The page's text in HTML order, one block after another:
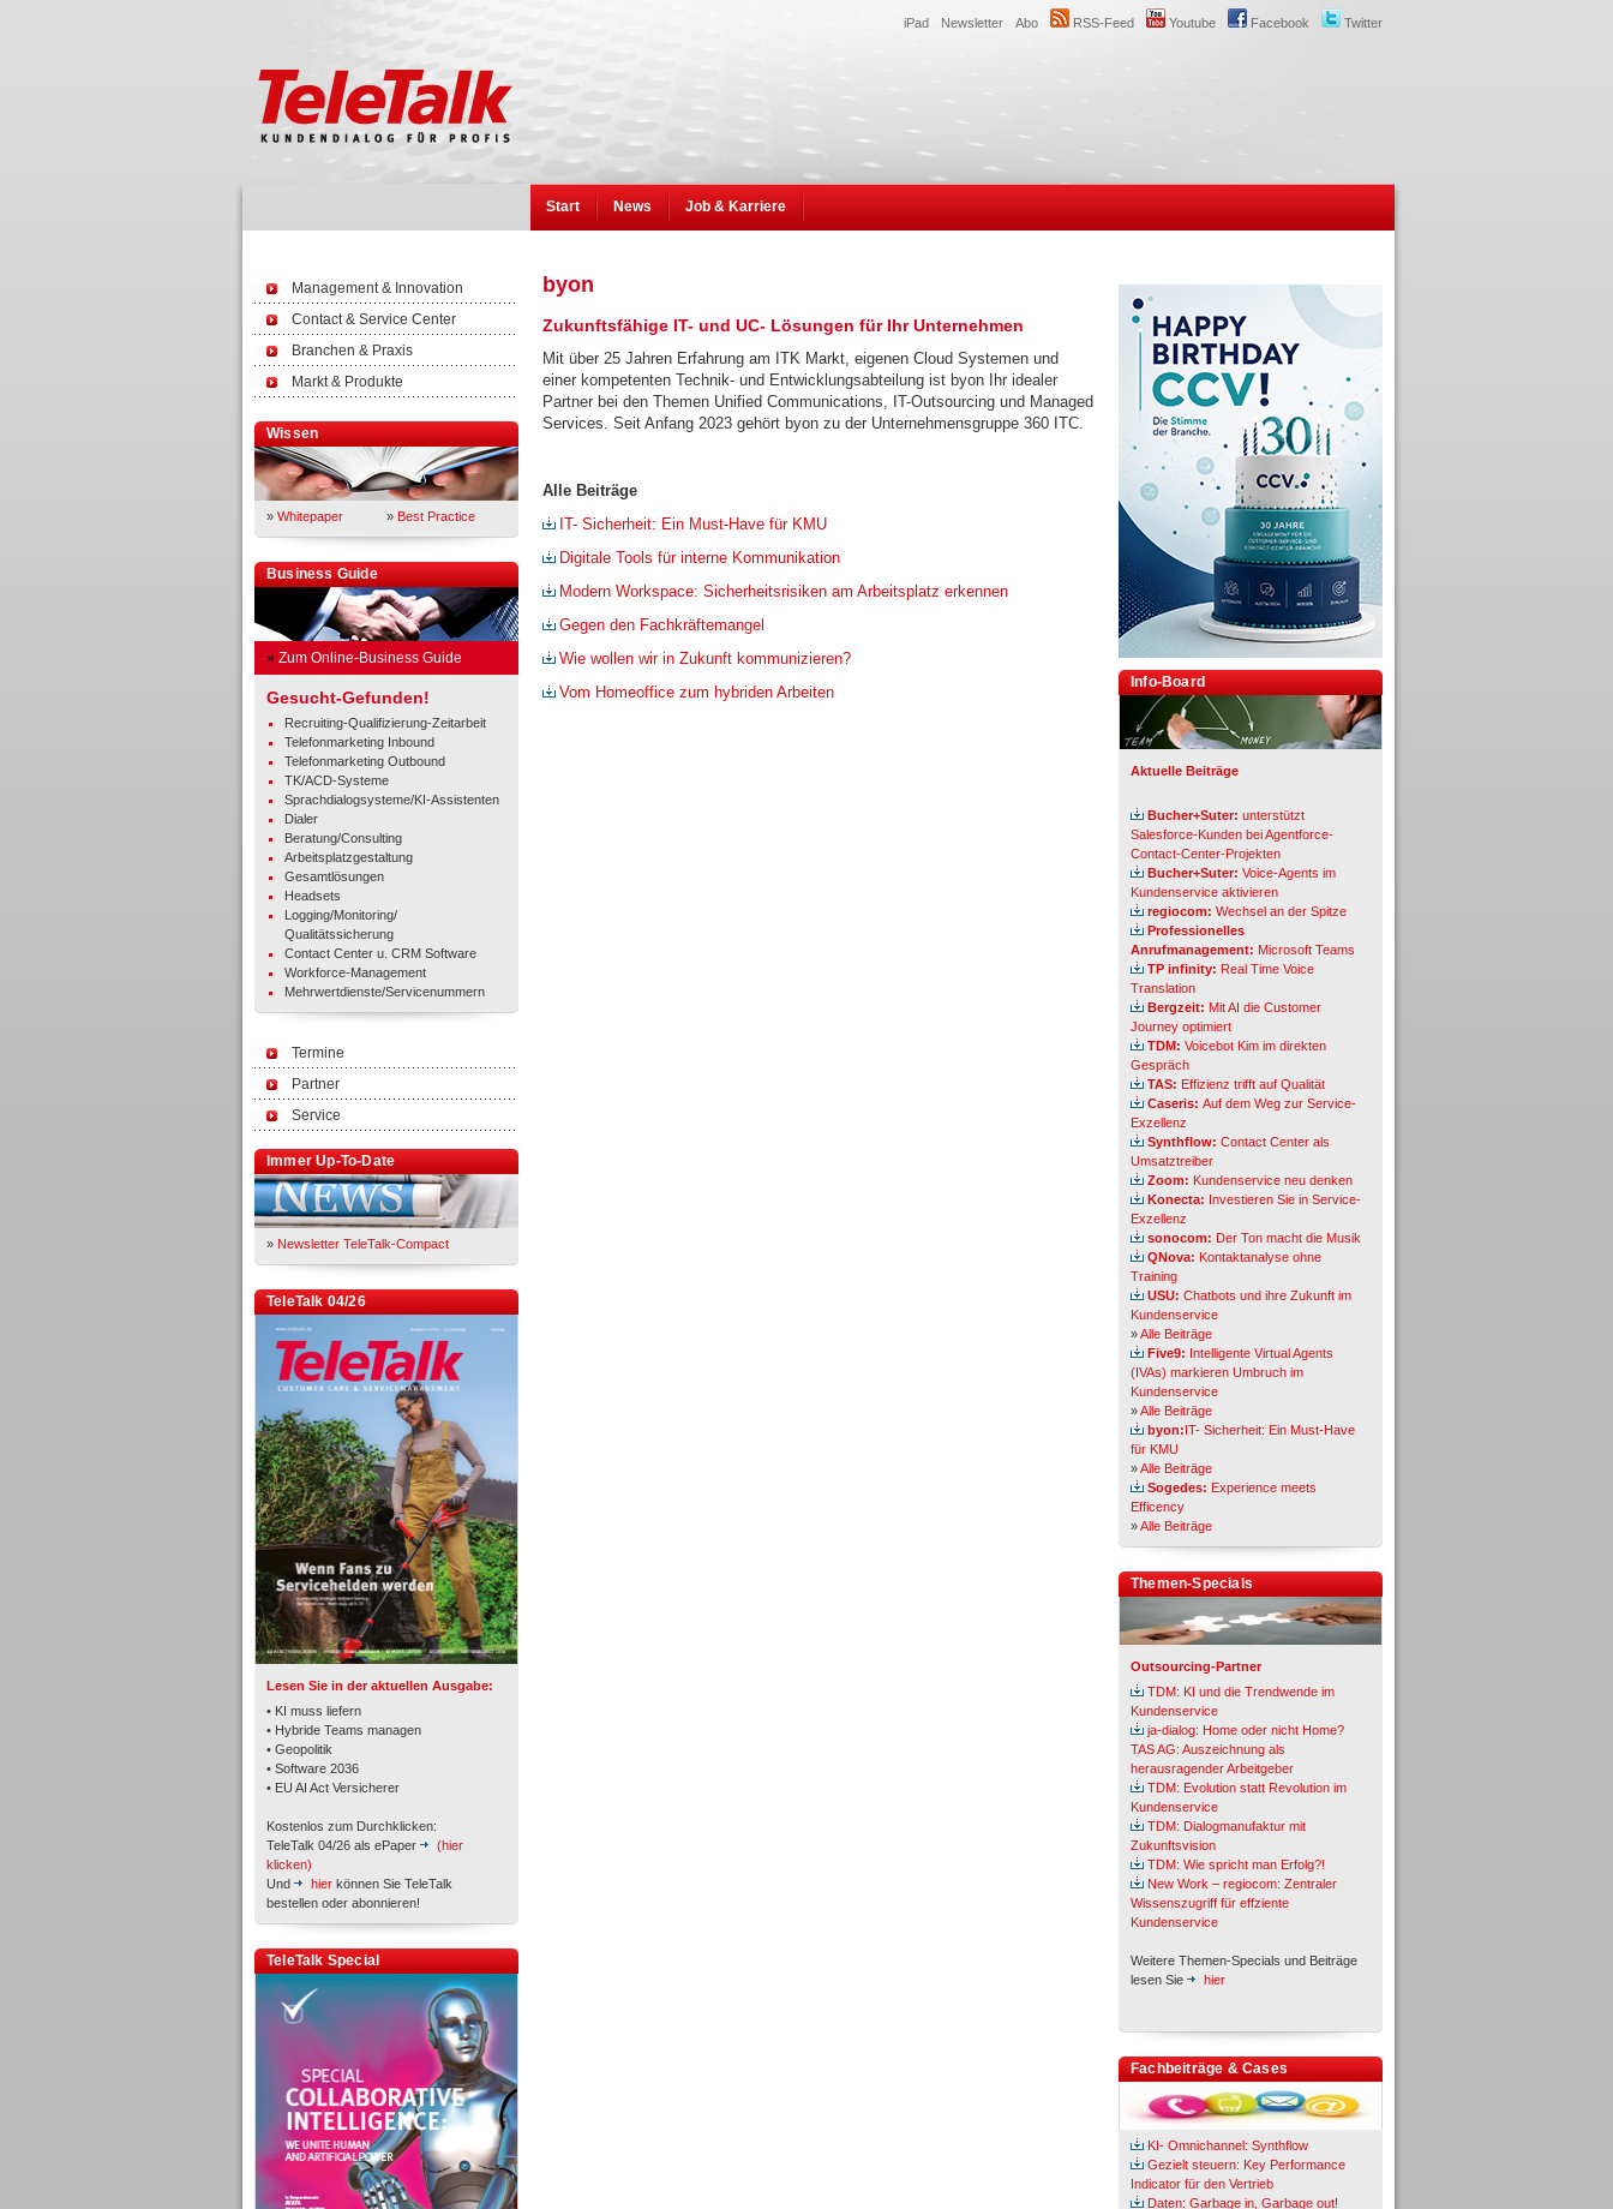
Twitter
Facebook
Youtube
RSS-Feed
Abo
Newsletter
iPad
Start News Job & Karriere
Management & Innovation
Contact & Service Center
Branchen & Praxis
Markt & Produkte
Wissen
» Whitepaper » Best Practice
Business Guide
» Zum Online-Business Guide
Gesucht-Gefunden!
Recruiting-Qualifizierung-Zeitarbeit
Telefonmarketing Inbound
Telefonmarketing Outbound
TK/ACD-Systeme
Sprachdialogsysteme/KI-Assistenten
Dialer
Beratung/Consulting
Arbeitsplatzgestaltung
Gesamtlösungen
Headsets
Logging/Monitoring/
Qualitätssicherung
Contact Center u. CRM Software
Workforce-Management
Mehrwertdienste/Servicenummern
Termine
Partner
Service
Immer Up-To-Date
» Newsletter TeleTalk-Compact
TeleTalk 04/26
Lesen Sie in der aktuellen Ausgabe:
• KI muss liefern
• Hybride Teams managen
• Geopolitik
• Software 2036
• EU AI Act Versicherer
Kostenlos zum Durchklicken:
TeleTalk 04/26 als ePaper
(hier
klicken)
Und
hier können Sie TeleTalk
bestellen oder abonnieren!
TeleTalk Special
TK- und ACD-Systeme
Workforce-Management
Personal
byon
Zukunftsfähige IT- und UC- Lösungen für Ihr Unternehmen
Mit über 25 Jahren Erfahrung am ITK Markt, eigenen Cloud Systemen und
einer kompetenten Technik- und Entwicklungsabteilung ist byon Ihr idealer
Partner bei den Themen Unified Communications, IT-Outsourcing und Managed
Services. Seit Anfang 2023 gehört byon zu der Unternehmensgruppe 360 ITC.
Alle Beiträge
IT- Sicherheit: Ein Must-Have für KMU
Digitale Tools für interne Kommunikation
Modern Workspace: Sicherheitsrisiken am Arbeitsplatz erkennen
Gegen den Fachkräftemangel
Wie wollen wir in Zukunft kommunizieren?
Vom Homeoffice zum hybriden Arbeiten
Info-Board
Aktuelle Beiträge
Bucher+Suter: unterstützt
Salesforce-Kunden bei Agentforce-
Contact-Center-Projekten
Bucher+Suter: Voice-Agents im
Kundenservice aktivieren
regiocom: Wechsel an der Spitze
Professionelles
Anrufmanagement: Microsoft Teams
TP infinity: Real Time Voice
Translation
Bergzeit: Mit AI die Customer
Journey optimiert
TDM: Voicebot Kim im direkten
Gespräch
TAS: Effizienz trifft auf Qualität
Caseris: Auf dem Weg zur Service-
Exzellenz
Synthflow: Contact Center als
Umsatztreiber
Zoom: Kundenservice neu denken
Konecta: Investieren Sie in Service-
Exzellenz
sonocom: Der Ton macht die Musik
QNova: Kontaktanalyse ohne
Training
USU: Chatbots und ihre Zukunft im
Kundenservice
»Alle Beiträge
Five9: Intelligente Virtual Agents
(IVAs) markieren Umbruch im
Kundenservice
»Alle Beiträge
byon:IT- Sicherheit: Ein Must-Have
für KMU
»Alle Beiträge
Sogedes: Experience meets
Efficency
»Alle Beiträge
Themen-Specials
Outsourcing-Partner
TDM: KI und die Trendwende im
Kundenservice
ja-dialog: Home oder nicht Home?
TAS AG: Auszeichnung als
herausragender Arbeitgeber
TDM: Evolution statt Revolution im
Kundenservice
TDM: Dialogmanufaktur mit
Zukunftsvision
TDM: Wie spricht man Erfolg?!
New Work – regiocom: Zentraler
Wissenszugriff für effziente
Kundenservice
Weitere Themen-Specials und Beiträge
lesen Sie
hier
Fachbeiträge & Cases
KI- Omnichannel: Synthflow
Gezielt steuern: Key Performance
Indicator für den Vertrieb
Daten: Garbage in, Garbage out!